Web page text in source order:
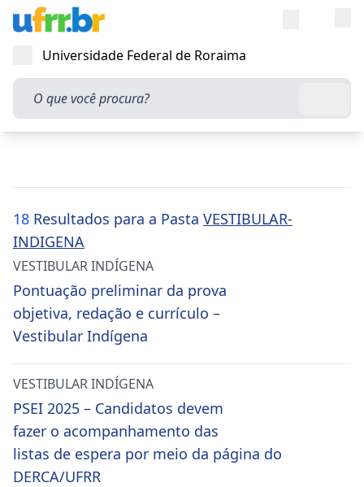
Abrir menu
Universidade Federal de Roraima
O que você procura?
18 Resultados para a Pasta VESTIBULAR-
INDIGENA
VESTIBULAR INDÍGENA
Pontuação preliminar da prova
objetiva, redação e currículo –
Vestibular Indígena
VESTIBULAR INDÍGENA
PSEI 2025 – Candidatos devem
fazer o acompanhamento das
listas de espera por meio da página do
DERCA/UFRR